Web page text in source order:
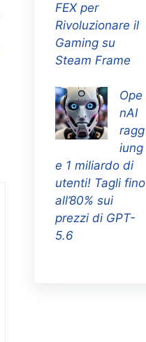
FEX per
Rivoluzionare il
Gaming su
Steam Frame
Ope
nAI
ragg
iung
e 1 miliardo di
utenti! Tagli fino
all’80% sui
prezzi di GPT-
5.6